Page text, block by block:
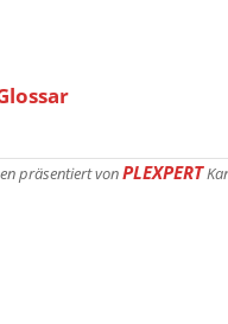
präsentiert vonPLEXPERT